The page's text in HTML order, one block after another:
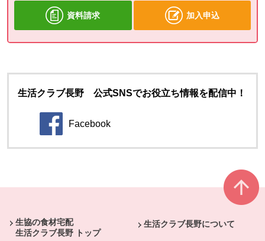
資料請求 加入申込
生活クラブ長野 公式SNSでお役立ち情報を配信中！
Facebook
別のウィンドウで開きます。
生協の食材宅配
生活クラブ長野 トップ
生活クラブ長野について